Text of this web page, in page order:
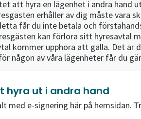
att hyra en lägenhet i andra hand
erhåller av dig måste vara
får du inte betala och
kan förlora sitt hyresavtal
kommer upphöra att gälla. Det
någon av våra lägenheter får du
hyra ut i andra hand
med e-signering här på hemsidan.